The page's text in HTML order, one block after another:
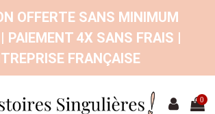
OFFERTE SANS MINIMUM
PAIEMENT 4X SANS FRAIS |
FRANÇAISE
0